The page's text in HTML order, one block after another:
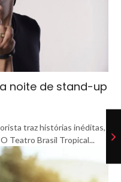
noite de stand-up
traz histórias inéditas,
Teatro Brasil Tropical...